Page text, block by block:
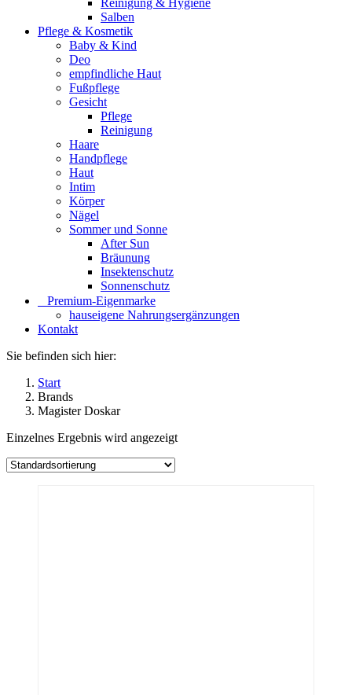
Reinigung & Hygiene
Salben
Pflege & Kosmetik
Baby & Kind
Deo
empfindliche Haut
Fußpflege
Gesicht
Pflege
Reinigung
Haare
Handpflege
Haut
Intim
Körper
Nägel
Sommer und Sonne
After Sun
Bräunung
Insektenschutz
Sonnenschutz
⠀​Premium-Eigenmarke
hauseigene Nahrungsergänzungen
Kontakt
Sie befinden sich hier:
Start
Brands
Magister Doskar
Einzelnes Ergebnis wird angezeigt